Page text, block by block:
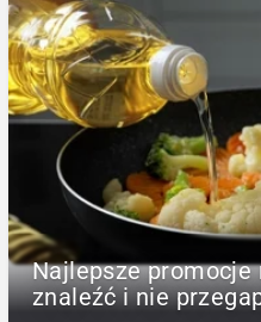
Najlepsze
znaleźć i nie